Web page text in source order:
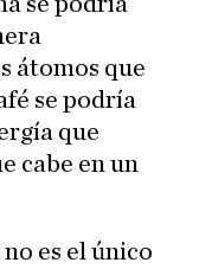
átomos que
se podría
que
cabe en un
es el único